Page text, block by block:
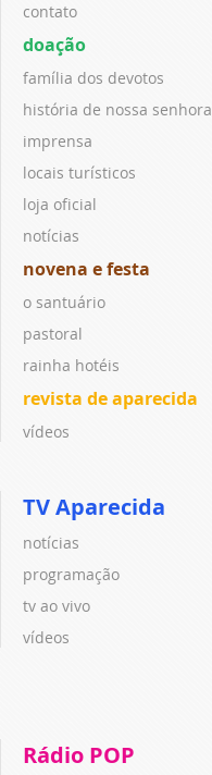
contato
doação
família dos devotos
história de nossa senhora
imprensa
locais turísticos
loja oficial
notícias
novena e festa
o santuário
pastoral
rainha hotéis
revista de aparecida
vídeos
TV Aparecida
notícias
programação
tv ao vivo
vídeos
Rádio POP